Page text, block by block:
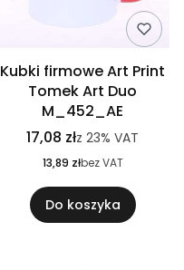
Kubki firmowe Art Print
Tomek Art Duo
M_452_AE
17,08 złz 23% VAT
13,89 złbez VAT
Do koszyka